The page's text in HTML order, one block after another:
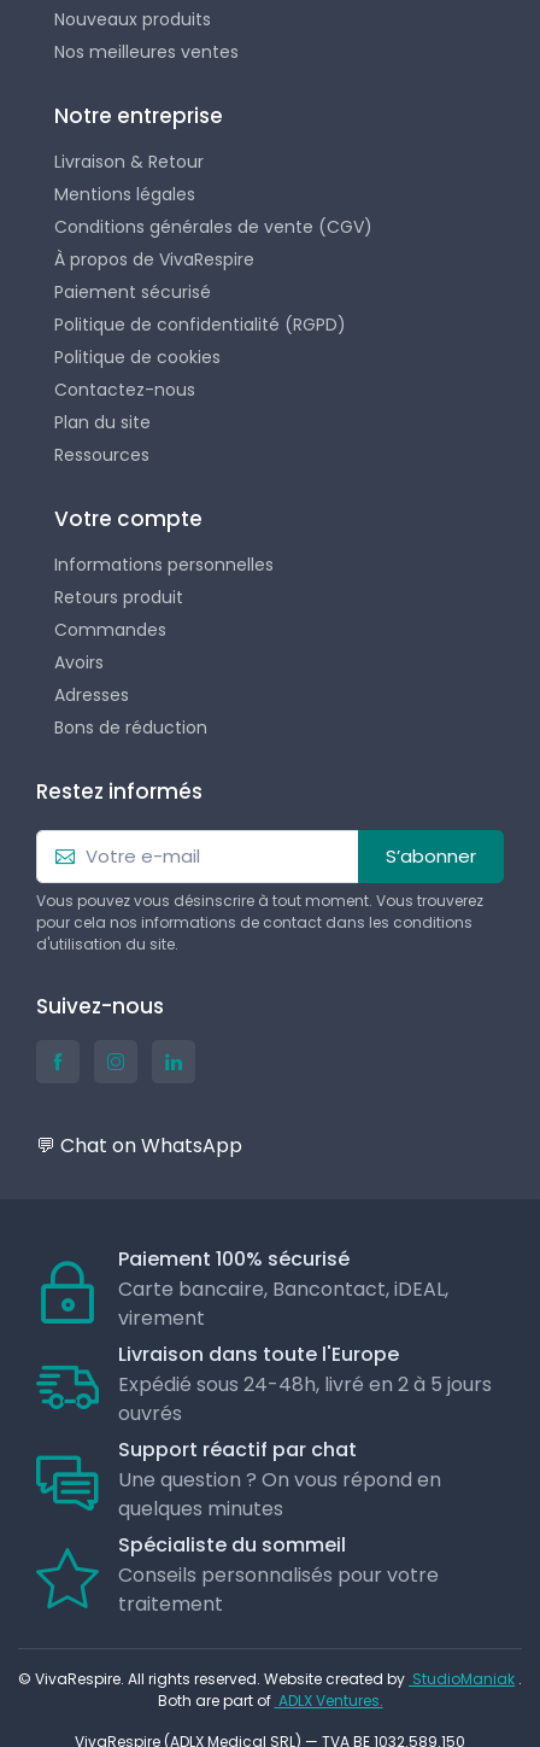
Nouveaux produits
Nos meilleures ventes
Notre entreprise
Livraison & Retour
Mentions légales
Conditions générales de vente (CGV)
À propos de VivaRespire
Paiement sécurisé
Politique de confidentialité (RGPD)
Politique de cookies
Contactez-nous
Plan du site
Ressources
Votre compte
Informations personnelles
Retours produit
Commandes
Avoirs
Adresses
Bons de réduction
Restez informés
S’abonner
Vous pouvez vous désinscrire à tout moment. Vous trouverez
pour cela nos informations de contact dans les conditions
d'utilisation du site.
Suivez-nous
💬 Chat on WhatsApp
Paiement 100% sécurisé
Carte bancaire, Bancontact, iDEAL,
virement
Livraison dans toute l'Europe
Expédié sous 24-48h, livré en 2 à 5 jours
ouvrés
Support réactif par chat
Une question ? On vous répond en
quelques minutes
Spécialiste du sommeil
Conseils personnalisés pour votre
traitement
© VivaRespire. All rights reserved. Website created by StudioManiak .
Both are part of ADLX Ventures.
VivaRespire (ADLX Medical SRL) — TVA BE 1032.589.150